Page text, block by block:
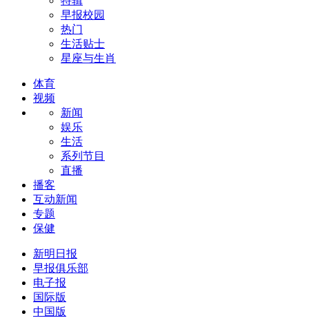
早报校园
热门
生活贴士
星座与生肖
体育
视频
新闻
娱乐
生活
系列节目
直播
播客
互动新闻
专题
保健
新明日报
早报俱乐部
电子报
国际版
中国版